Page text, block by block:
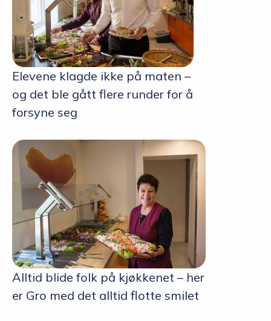
Elevene klagde ikke på maten –
og det ble gått flere runder for å
forsyne seg
Alltid blide folk på kjøkkenet – her
er Gro med det alltid flotte smilet